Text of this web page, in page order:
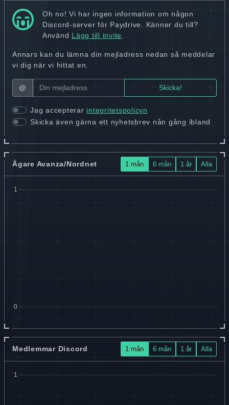
Oh no! Vi har ingen information om någon
Discord-server för Paydrive. Känner du till?
Använd Lägg till invite
Annars kan du lämna din mejladress nedan så meddelar
vi dig när vi hittat en.
@
Jag accepterar integritetspolicyn
Skicka även gärna ett nyhetsbrev nån gång ibland
Ägare Avanza/Nordnet 1 mån 6 mån 1 år Alla
Medlemmar Discord 1 mån 6 mån 1 år Alla